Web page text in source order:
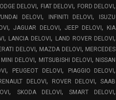
DELOVI, FIAT DELOVI, FORD DELOVI,
DELOVI, INFINITI DELOVI,
ISUZU
,JAGUAR DELOVI,JEEP DELOVI,
KIA
, LANCIA DELOVI, LAND ROVER DELOVI,
DELOVI, MAZDA DELOVI, MERCEDES
MINI DELOVI, MITSUBISHI DELOVI, NISSAN
, PEUGEOT DELOVI, PIAGGIO DELOVI,
DELOVI, ROVER DELOVI,SAAB
, SKODA DELOVI,SMART DELOVI,